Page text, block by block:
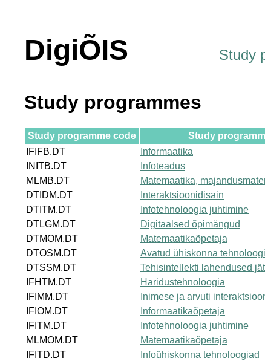
DigiÕIS Study
Study programmes
Study programme code Study
IFIFB.DT
Informaatika
INITB.DT
Infoteadus
MLMB.DT
Matemaatika,
DTIDM.DT
Interaktsioonidisain
DTITM.DT
Infotehnoloogia juhtimine
DTLGM.DT
Digitaalsed õpimängud
DTMOM.DT
Matemaatikaõpetaja
DTOSM.DT
Avatud ühiskonna
DTSSM.DT
Tehisintellekti lahendused
IFHTM.DT
Haridustehnoloogia
IFIMM.DT
Inimese ja arvuti
IFIOM.DT
Informaatikaõpetaja
IFITM.DT
Infotehnoloogia juhtimine
MLMOM.DT
Matemaatikaõpetaja
IFITD.DT
Infoühiskonna tehnoloogiad